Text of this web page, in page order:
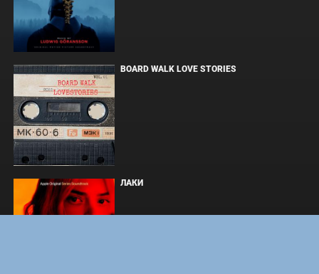
BOARD WALK LOVE STORIES
ЛАКИ